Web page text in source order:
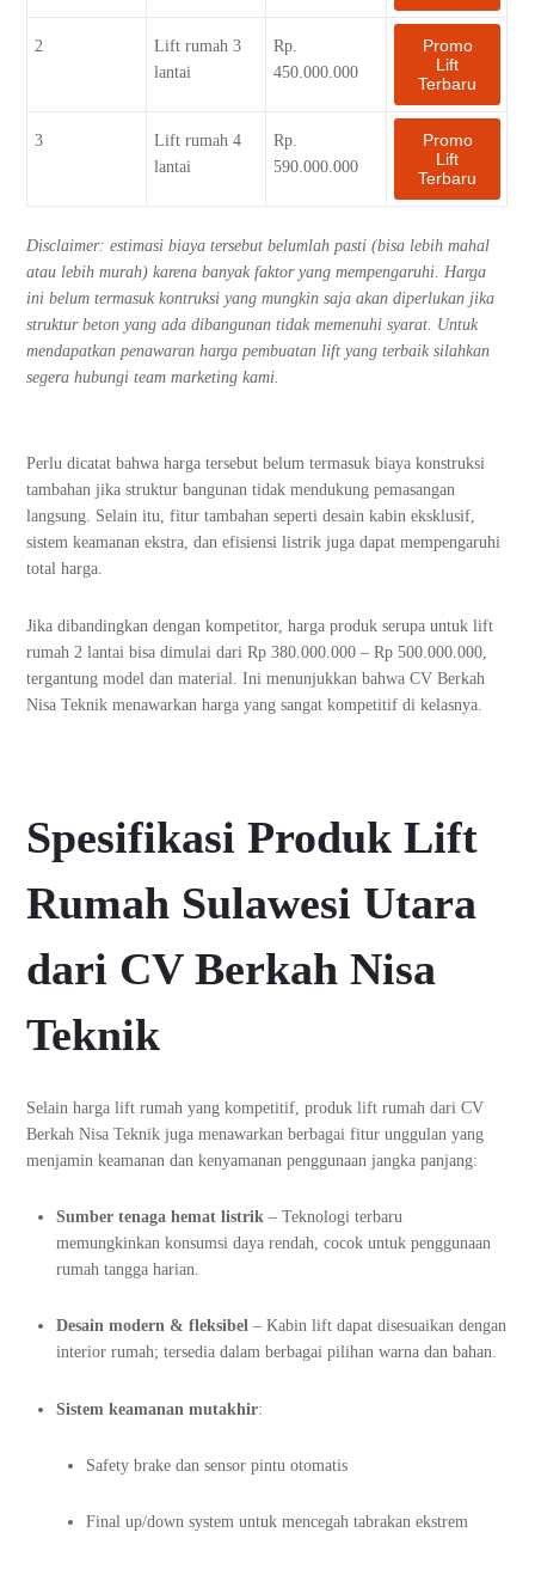
2
Lift rumah 3
lantai
Rp.
450.000.000
Promo
Lift
Terbaru
3
Lift rumah 4
lantai
Rp.
590.000.000
Promo
Lift
Terbaru
Disclaimer: estimasi biaya tersebut belumlah pasti (bisa lebih mahal
atau lebih murah) karena banyak faktor yang mempengaruhi. Harga
ini belum termasuk kontruksi yang mungkin saja akan diperlukan jika
struktur beton yang ada dibangunan tidak memenuhi syarat. Untuk
mendapatkan penawaran harga pembuatan lift yang terbaik silahkan
segera hubungi team marketing kami.
Perlu dicatat bahwa harga tersebut belum termasuk biaya konstruksi
tambahan jika struktur bangunan tidak mendukung pemasangan
langsung. Selain itu, fitur tambahan seperti desain kabin eksklusif,
sistem keamanan ekstra, dan efisiensi listrik juga dapat mempengaruhi
total harga.
Jika dibandingkan dengan kompetitor, harga produk serupa untuk lift
rumah 2 lantai bisa dimulai dari Rp 380.000.000 – Rp 500.000.000,
tergantung model dan material. Ini menunjukkan bahwa CV Berkah
Nisa Teknik menawarkan harga yang sangat kompetitif di kelasnya.
Spesifikasi Produk Lift
Rumah Sulawesi Utara
dari CV Berkah Nisa
Teknik
Selain harga lift rumah yang kompetitif, produk lift rumah dari CV
Berkah Nisa Teknik juga menawarkan berbagai fitur unggulan yang
menjamin keamanan dan kenyamanan penggunaan jangka panjang:
Sumber tenaga hemat listrik – Teknologi terbaru
memungkinkan konsumsi daya rendah, cocok untuk penggunaan
rumah tangga harian.
Desain modern & fleksibel – Kabin lift dapat disesuaikan dengan
interior rumah; tersedia dalam berbagai pilihan warna dan bahan.
Sistem keamanan mutakhir:
Safety brake dan sensor pintu otomatis
Final up/down system untuk mencegah tabrakan ekstrem